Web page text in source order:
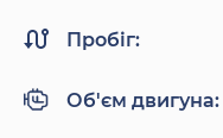
Пробіг:
Об'єм двигуна: